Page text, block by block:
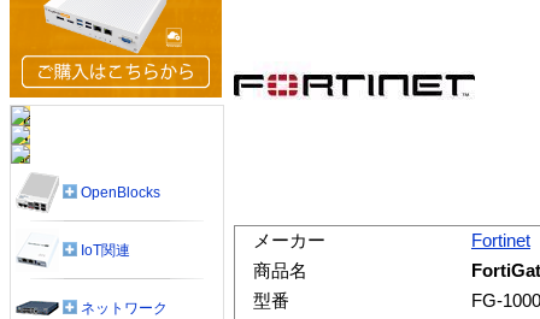
メーカー
Fortinet
商品名
型番
FG-
OpenBlocks
IoT関連
ネットワーク